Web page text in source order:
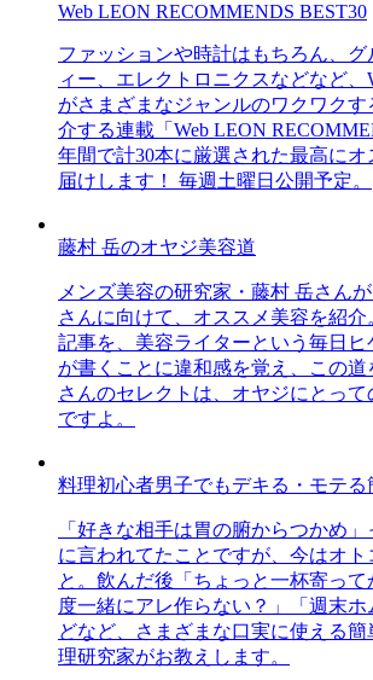
Web LEON RECOMMENDS BEST30
ファッションや時計はもちろん、
ィー、エレクトロニクスなどなど、
がさまざまなジャンルのワクワク
介する連載「Web LEON
年間で計30本に厳選された最高に
届けします！ 毎週土曜日公開予定。
藤村 岳のオヤジ美容道
メンズ美容の研究家・藤村 岳さん
さんに向けて、オススメ美容を紹
記事を、美容ライターという毎日ヒ
が書くことに違和感を覚え、この
さんのセレクトは、オヤジにとっ
ですよ。
料理初心者男子でもデキる・モテる
「好きな相手は胃の腑からつかめ
に言われてたことですが、今はオト
と。飲んだ後「ちょっと一杯寄っ
度一緒にアレ作らない？」「週末
どなど、さまざまな口実に使える
理研究家がお教えします。